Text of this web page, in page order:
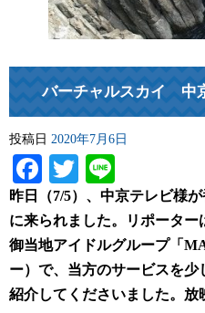
バーチャルスカイ 中
投稿日 2020年7月6日
Facebook
Twitter
昨日（7/5）、中京テレビ様
に来られました。リポータ
御当地アイドルグループ「
ー）で、当方のサービスを
紹介してくださいました。放